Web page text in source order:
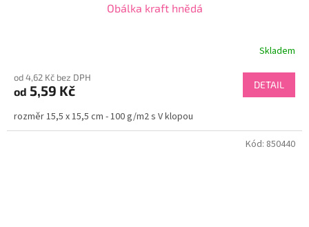
Obálka kraft hnědá
Skladem
od 4,62 Kč bez DPH
od 5,59 Kč DETAIL
rozměr 15,5 x 15,5 cm - 100 g/m2 s V klopou
Kód: 850440